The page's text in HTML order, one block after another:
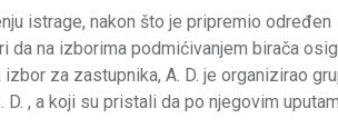
istrage, nakon što je pripremio određen
da na izborima podmićivanjem birača
za zastupnika, A. D. je organizirao
D. , a koji su pristali da po njegovim